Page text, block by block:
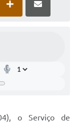
o Serviço de